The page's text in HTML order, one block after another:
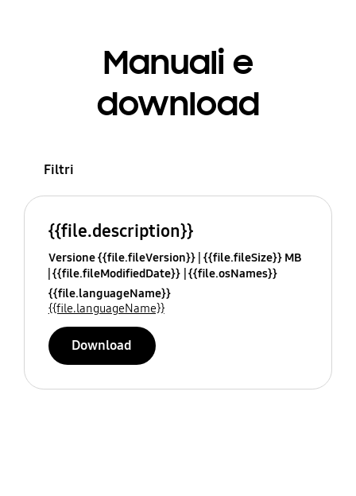
Manuali e
download
Filtri
{{file.description}}
Versione {{file.fileVersion}} {{file.fileSize}} MB
{{file.fileModifiedDate}} {{file.osNames}}
{{file.languageName}}
{{file.languageName}}
Download